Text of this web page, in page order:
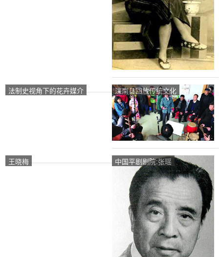
法制史视角下的花卉媒介 滦南县回放传统文化
王晓梅 中国平剧剧院:张瑶